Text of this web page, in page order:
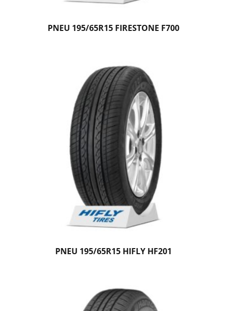
PNEU 195/65R15 FIRESTONE F700
PNEU 195/65R15 HIFLY HF201